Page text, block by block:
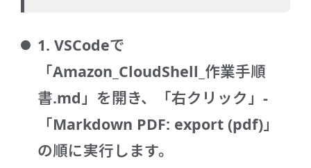
1. VSCodeで
「Amazon_CloudShell_作業手順
書.md」を開き、「右クリック」-
「Markdown PDF: export (pdf)」
の順に実行します。